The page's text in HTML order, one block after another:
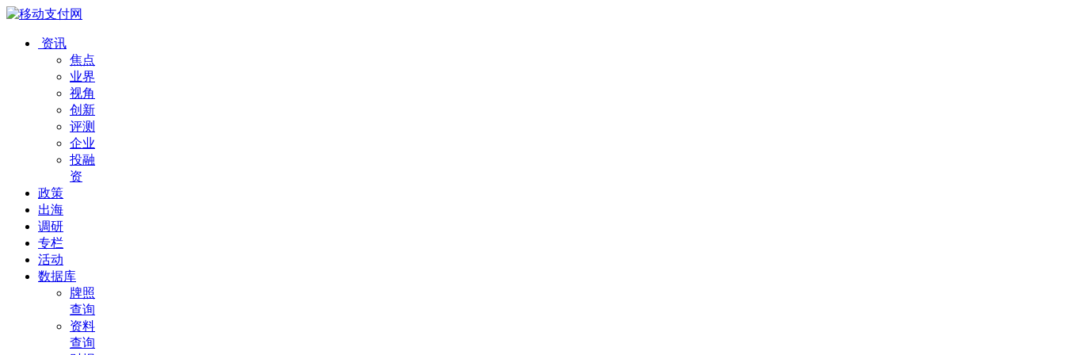
资讯
焦点
业界
视角
创新
评测
企业
投融
资
政策
出海
调研
专栏
活动
数据库
牌照
查询
资料
查询